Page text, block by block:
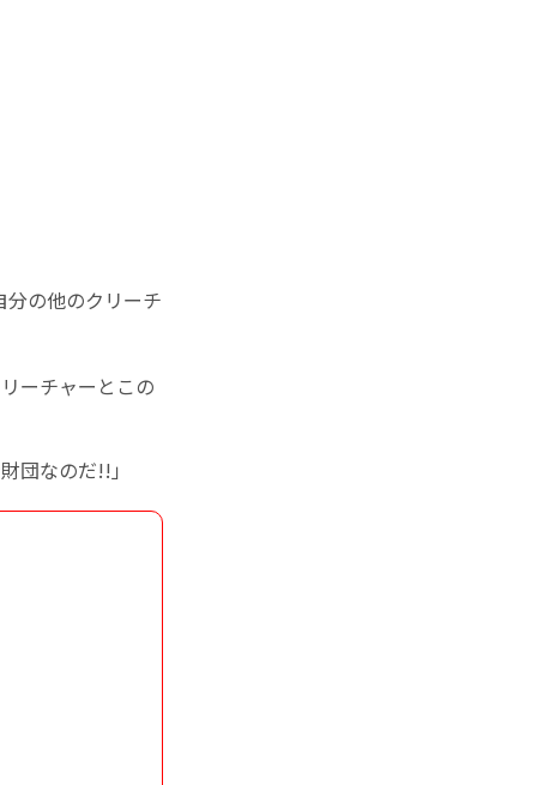
分の他のクリーチ
ーチャーとこの
団なのだ!!」